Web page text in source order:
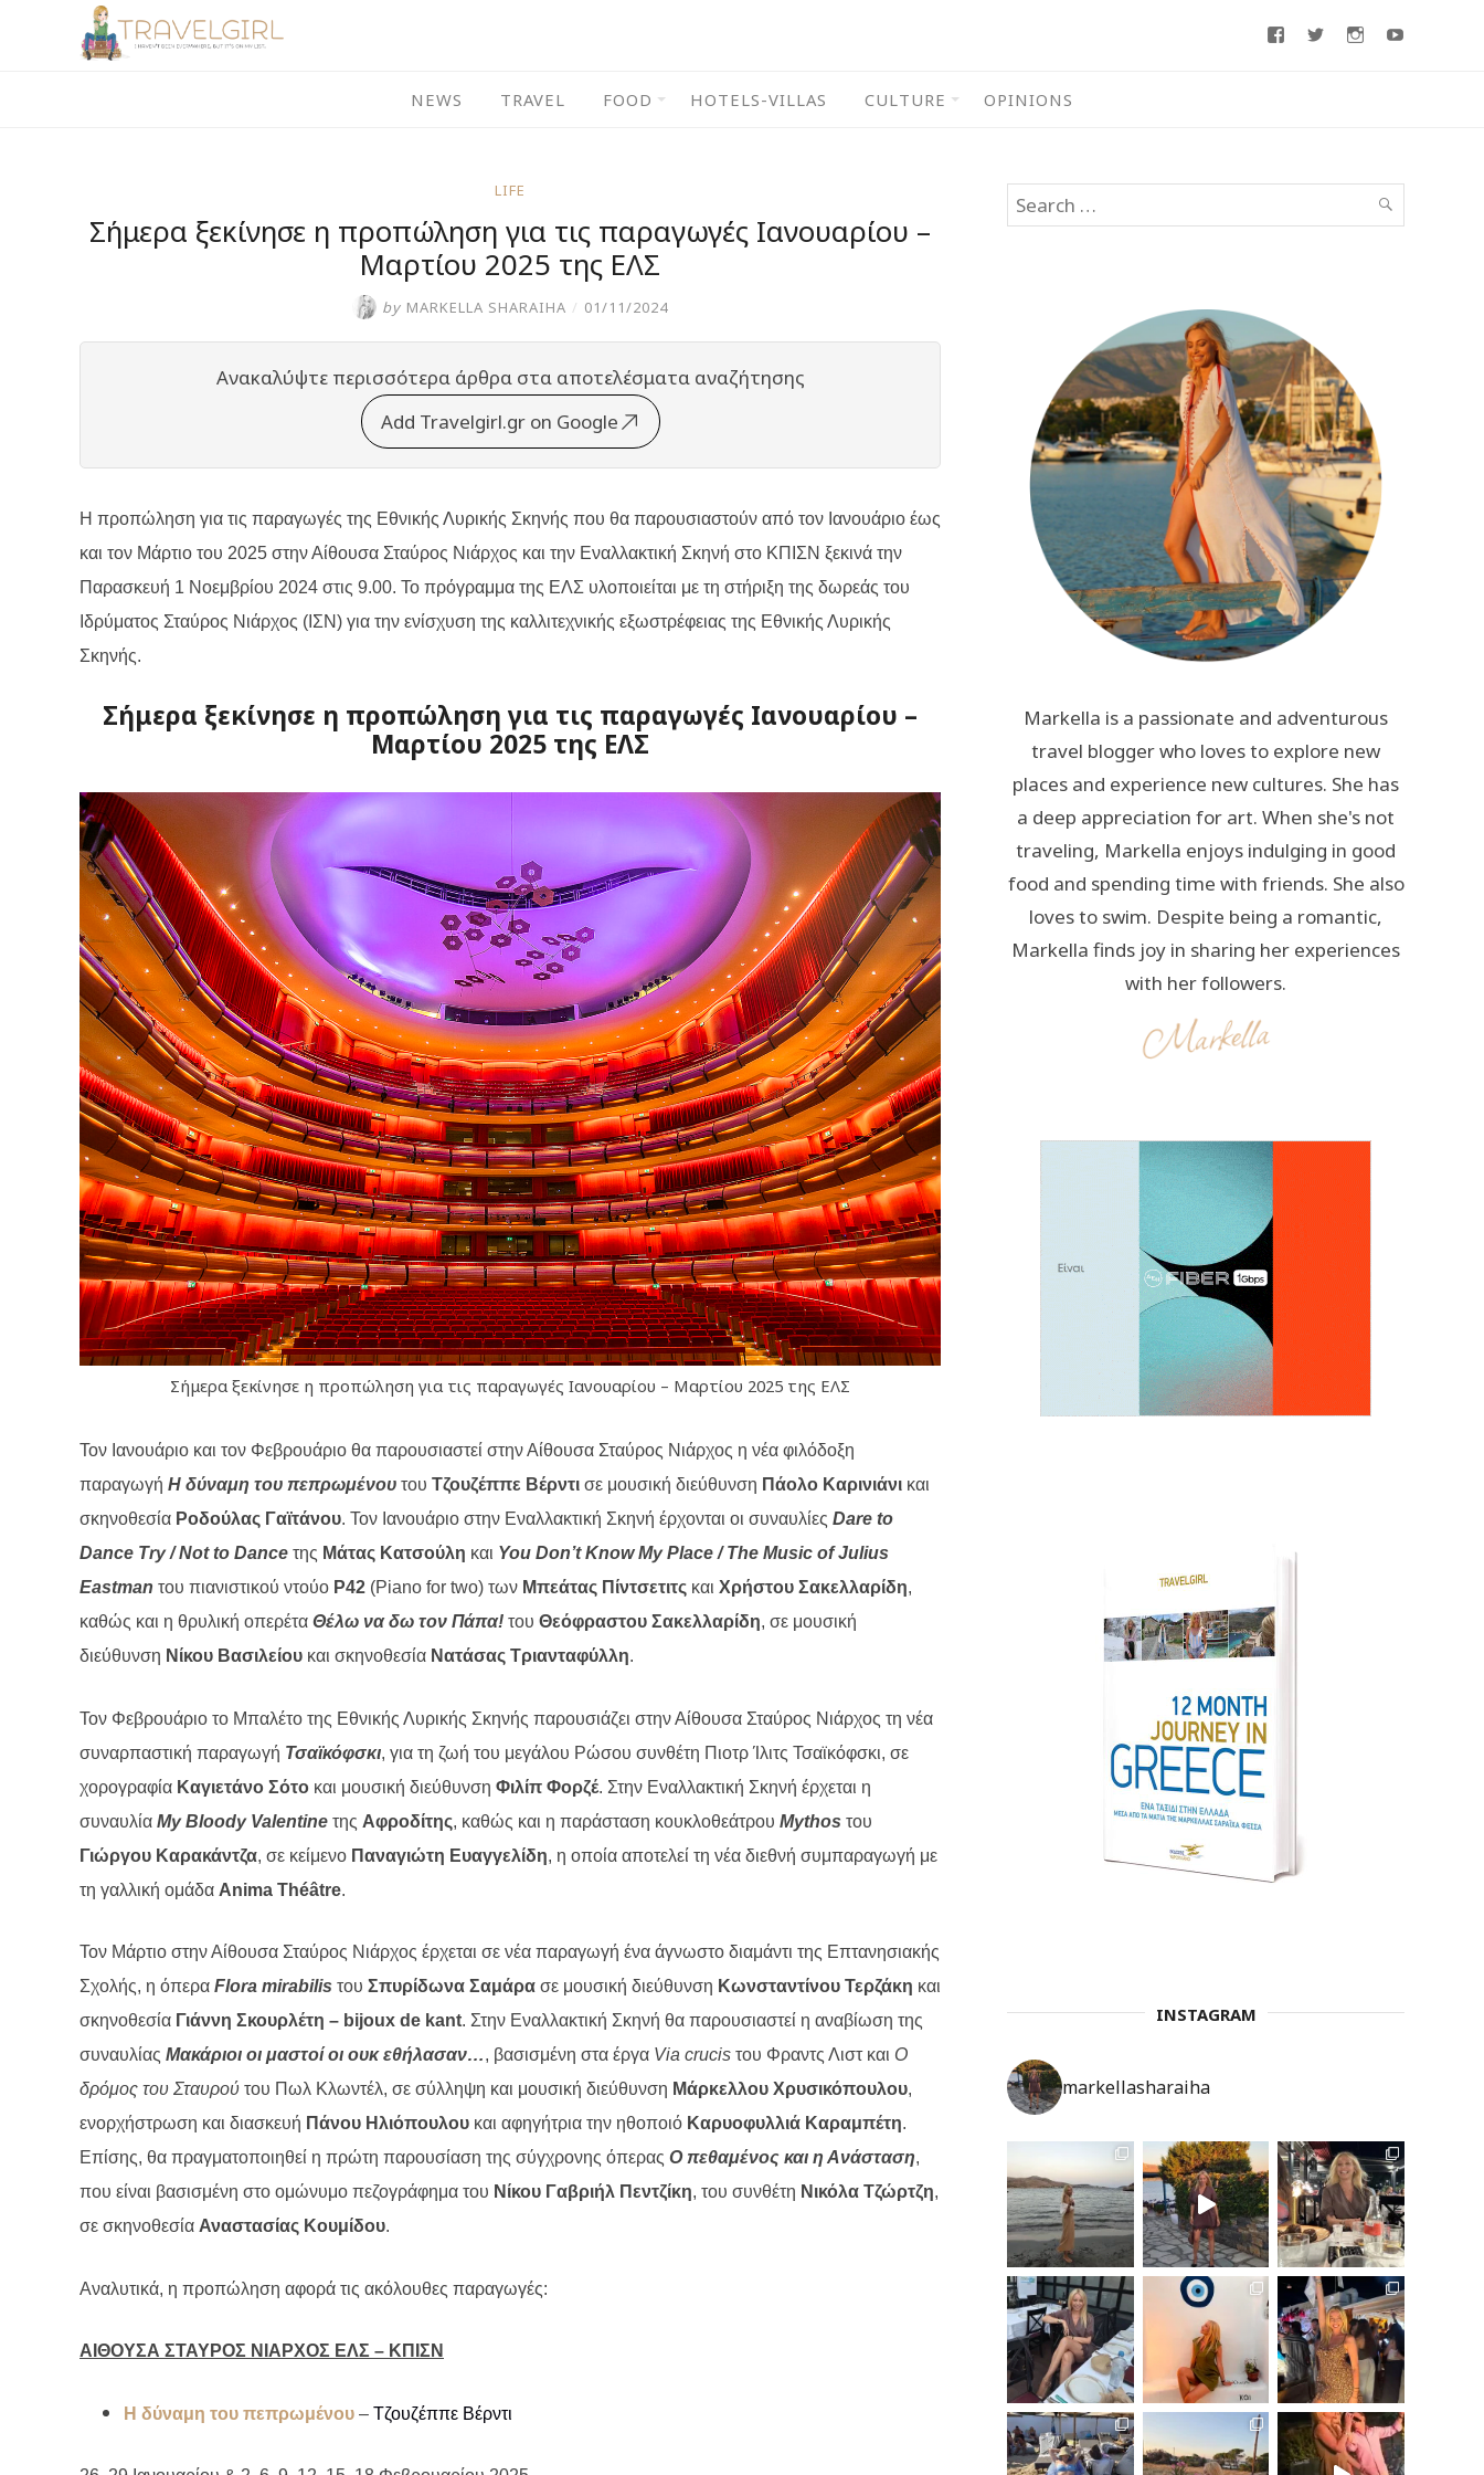
FacebookTwitterInstagram
NEWS TRAVEL FOOD HOTELS-VILLAS CULTURE OPINIONS
LIFE
Σήμερα ξεκίνησε η προπώληση για τις παραγωγές Ιανουαρίου –
Μαρτίου 2025 της ΕΛΣ
by MARKELLA SHARAIHA / 01/11/2024
Ανακαλύψτε περισσότερα άρθρα στα αποτελέσματα αναζήτησης
Add Travelgirl.gr on Google
H προπώληση για τις παραγωγές της Εθνικής Λυρικής Σκηνής που θα παρουσιαστούν από τον Ιανουάριο έως
και τον Μάρτιο του 2025 στην Αίθουσα Σταύρος Νιάρχος και την Εναλλακτική Σκηνή στο ΚΠΙΣΝ ξεκινά την
Παρασκευή 1 Νοεμβρίου 2024 στις 9.00. Το πρόγραμμα της ΕΛΣ υλοποιείται με τη στήριξη της δωρεάς του
Ιδρύματος Σταύρος Νιάρχος (ΙΣΝ) για την ενίσχυση της καλλιτεχνικής εξωστρέφειας της Εθνικής Λυρικής
Σκηνής.
Σήμερα ξεκίνησε η προπώληση για τις παραγωγές Ιανουαρίου –
Μαρτίου 2025 της ΕΛΣ
Σήμερα ξεκίνησε η προπώληση για τις παραγωγές Ιανουαρίου – Μαρτίου 2025 της ΕΛΣ
Τον Ιανουάριο και τον Φεβρουάριο θα παρουσιαστεί στην Αίθουσα Σταύρος Νιάρχος η νέα φιλόδοξη
παραγωγή Η δύναμη του πεπρωμένου του Τζουζέππε Βέρντι σε μουσική διεύθυνση Πάολο Καρινιάνι και
σκηνοθεσία Ροδούλας Γαϊτάνου. Τον Ιανουάριο στην Εναλλακτική Σκηνή έρχονται οι συναυλίες Dare to
Dance Try / Not to Dance της Μάτας Κατσούλη και You Don’t Know My Place / The Music of Julius
Eastman του πιανιστικού ντούο P42 (Piano for two) των Μπεάτας Πίντσετιτς και Χρήστου Σακελλαρίδη,
καθώς και η θρυλική οπερέτα Θέλω να δω τον Πάπα! του Θεόφραστου Σακελλαρίδη, σε μουσική
διεύθυνση Νίκου Βασιλείου και σκηνοθεσία Νατάσας Τριανταφύλλη.
Τον Φεβρουάριο το Μπαλέτο της Εθνικής Λυρικής Σκηνής παρουσιάζει στην Αίθουσα Σταύρος Νιάρχος τη νέα
συναρπαστική παραγωγή Τσαϊκόφσκι, για τη ζωή του μεγάλου Ρώσου συνθέτη Πιοτρ Ίλιτς Τσαϊκόφσκι, σε
χορογραφία Καγιετάνο Σότο και μουσική διεύθυνση Φιλίπ Φορζέ. Στην Εναλλακτική Σκηνή έρχεται η
συναυλία My Bloody Valentine της Αφροδίτης, καθώς και η παράσταση κουκλοθεάτρου Mythos του
Γιώργου Καρακάντζα, σε κείμενο Παναγιώτη Ευαγγελίδη, η οποία αποτελεί τη νέα διεθνή συμπαραγωγή με
τη γαλλική ομάδα Anima Théâtre.
Τον Μάρτιο στην Αίθουσα Σταύρος Νιάρχος έρχεται σε νέα παραγωγή ένα άγνωστο διαμάντι της Επτανησιακής
Σχολής, η όπερα Flora mirabilis του Σπυρίδωνα Σαμάρα σε μουσική διεύθυνση Κωνσταντίνου Τερζάκη και
σκηνοθεσία Γιάννη Σκουρλέτη – bijoux de kant. Στην Εναλλακτική Σκηνή θα παρουσιαστεί η αναβίωση της
συναυλίας Μακάριοι οι μαστοί οι ουκ εθήλασαν…, βασισμένη στα έργα Via crucis του Φραντς Λιστ και Ο
δρόμος του Σταυρού του Πωλ Κλωντέλ, σε σύλληψη και μουσική διεύθυνση Μάρκελλου Χρυσικόπουλου,
ενορχήστρωση και διασκευή Πάνου Ηλιόπουλου και αφηγήτρια την ηθοποιό Καρυοφυλλιά Καραμπέτη.
Επίσης, θα πραγματοποιηθεί η πρώτη παρουσίαση της σύγχρονης όπερας Ο πεθαμένος και η Ανάσταση,
που είναι βασισμένη στο ομώνυμο πεζογράφημα του Νίκου Γαβριήλ Πεντζίκη, του συνθέτη Νικόλα Τζώρτζη,
σε σκηνοθεσία Αναστασίας Κουμίδου.
Αναλυτικά, η προπώληση αφορά τις ακόλουθες παραγωγές:
ΑΙΘΟΥΣΑ ΣΤΑΥΡΟΣ ΝΙΑΡΧΟΣ ΕΛΣ – ΚΠΙΣΝ
Η δύναμη του πεπρωμένου – Τζουζέππε Βέρντι
Search
for:
SEARCH
Markella is a passionate and adventurous
travel blogger who loves to explore new
places and experience new cultures. She has
a deep appreciation for art. When she's not
traveling, Markella enjoys indulging in good
food and spending time with friends. She also
loves to swim. Despite being a romantic,
Markella finds joy in sharing her experiences
with her followers.
INSTAGRAM
markellasharaiha